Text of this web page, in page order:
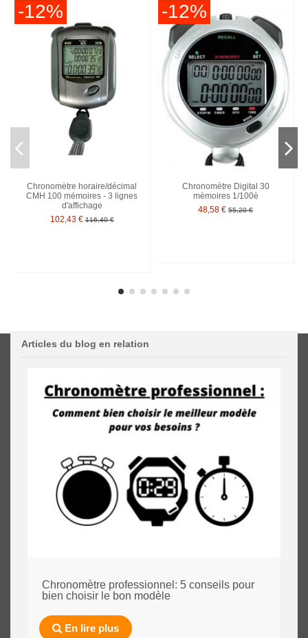
-12%
Chronomètre horaire/décimal
CMH 100 mémoires - 3 lignes
d'affichage
102,43 € 116,40 €
-12%
Chronomètre Digital 30
mèmoires 1/100è
48,58 € 55,20 €
Articles du blog en relation
Chronomètre professionnel: 5 conseils pour
bien choisir le bon modèle
En lire plus